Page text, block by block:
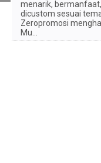
menarik,
dicustom sesuai
Zeropromosi
Mu...